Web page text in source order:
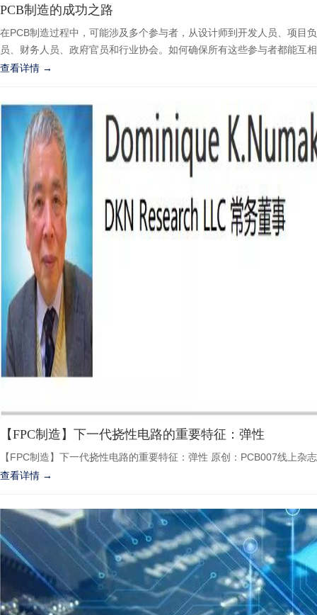
PCB制造的成功之路
在PCB制造过程中，可能涉及多个参与者，从设计师到开发人员、项目
员、财务人员、政府官员和行业协会。如何确保所有这些参与者都能互
查看详情 →
【FPC制造】下一代挠性电路的重要特征：弹性
【FPC制造】下一代挠性电路的重要特征：弹性 原创：PCB007线上杂
查看详情 →